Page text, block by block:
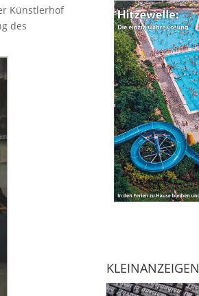
Künstlerhof
des
KLEINANZEIGEN